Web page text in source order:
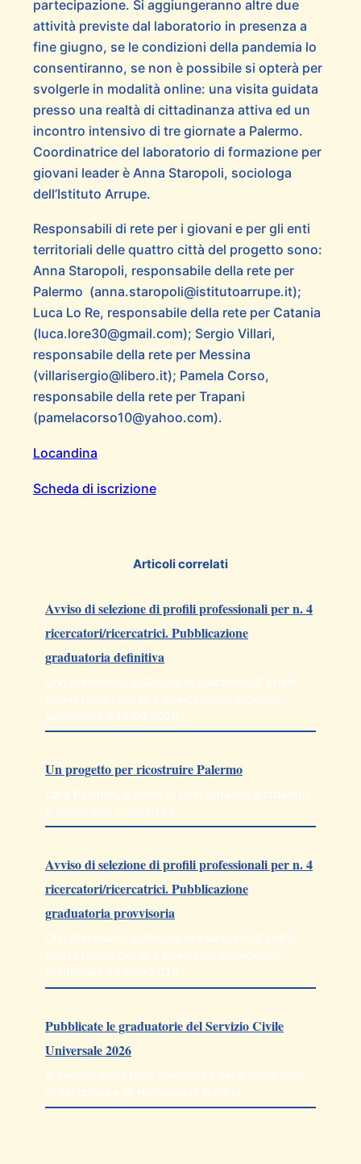
partecipazione. Si aggiungeranno altre due
attività previste dal laboratorio in presenza a
fine giugno, se le condizioni della pandemia lo
consentiranno, se non è possibile si opterà per
svolgerle in modalità online: una visita guidata
presso una realtà di cittadinanza attiva ed un
incontro intensivo di tre giornate a Palermo.
Coordinatrice del laboratorio di formazione per
giovani leader è Anna Staropoli, sociologa
dell’Istituto Arrupe.
Responsabili di rete per i giovani e per gli enti
territoriali delle quattro città del progetto sono:
Anna Staropoli, responsabile della rete per
Palermo (anna.staropoli@istitutoarrupe.it);
Luca Lo Re, responsabile della rete per Catania
(luca.lore30@gmail.com); Sergio Villari,
responsabile della rete per Messina
(villarisergio@libero.it); Pamela Corso,
responsabile della rete per Trapani
(pamelacorso10@yahoo.com).
Locandina
Scheda di iscrizione
Articoli correlati
Avviso di selezione di profili professionali per n. 4
ricercatori/ricercatrici. Pubblicazione
graduatoria definitiva
Con riferimento all’Avviso di selezione di profili
professionali per n. 4 ricercatori/ricercatrici,
pubblicato il 10.06.2026…
Un progetto per ricostruire Palermo
Cara Palermo, a nome di tanti cittadini e cittadine
ti scrivo con il rispetto e…
Avviso di selezione di profili professionali per n. 4
ricercatori/ricercatrici. Pubblicazione
graduatoria provvisoria
Con riferimento all’Avviso di selezione di profili
professionali per n. 4 ricercatori/ricercatrici,
pubblicato il 10.06.2026…
Pubblicate le graduatorie del Servizio Civile
Universale 2026
A seguito della fase conclusiva delle operazioni
di selezione e di revisione di tutta la…